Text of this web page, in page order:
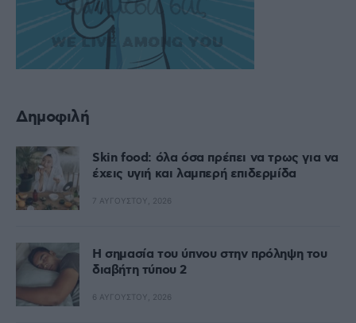
Δημοφιλή
Skin food: όλα όσα πρέπει να τρως για να
έχεις υγιή και λαμπερή επιδερμίδα
7 ΑΥΓΟΎΣΤΟΥ, 2026
Η σημασία του ύπνου στην πρόληψη του
διαβήτη τύπου 2
6 ΑΥΓΟΎΣΤΟΥ, 2026